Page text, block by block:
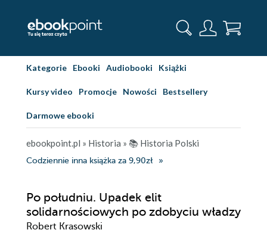
Kategorie Ebooki Audiobooki Książki
Kursy video Promocje Nowości Bestsellery
Darmowe ebooki
ebookpoint.pl » Historia » 📚 Historia Polski
Codziennie inna książka za 9,90zł
Po południu. Upadek elit
solidarnościowych po zdobyciu władzy
Robert Krasowski